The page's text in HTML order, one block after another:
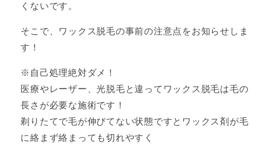
くないです。
そこで、ワックス脱毛の事前の注意点をお知らせしま
す！
※自己処理絶対ダメ！
医療やレーザー、光脱毛と違ってワックス脱毛は毛の
長さが必要な施術です！
剃りたてで毛が伸びてない状態ですとワックス剤が毛
に絡まず絡まっても切れやすく